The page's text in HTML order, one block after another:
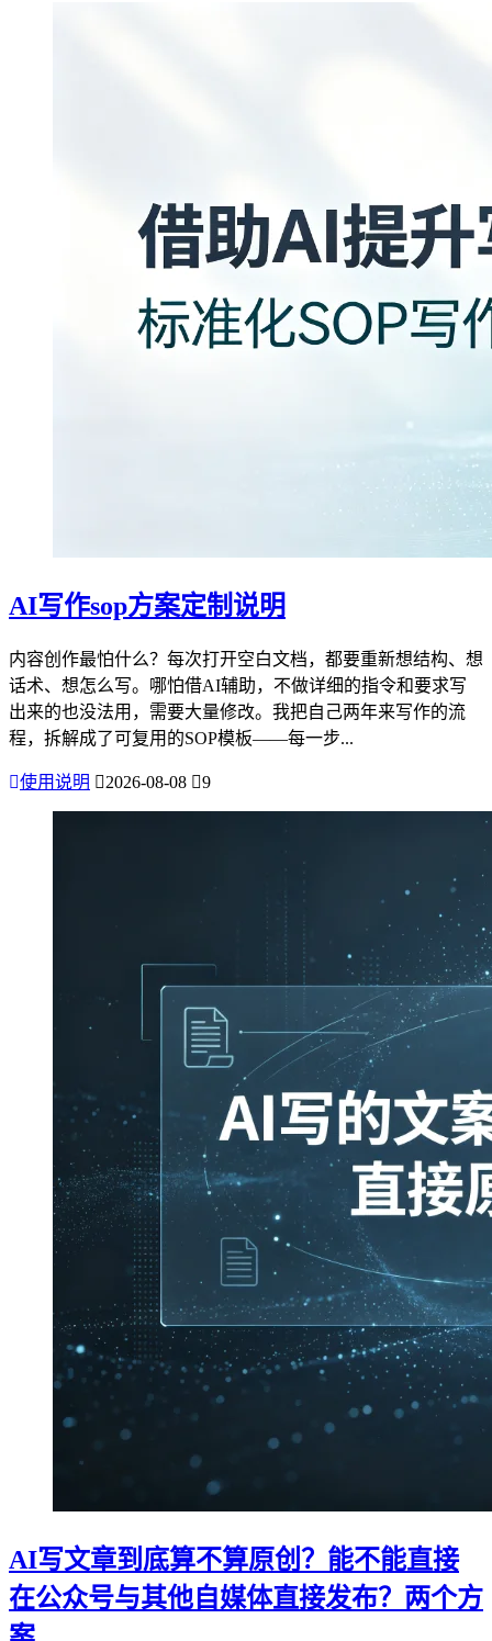
AI写作sop方案定制说明
内容创作最怕什么？每次打开空白文档，都要重新想结构、想
话术、想怎么写。哪怕借AI辅助，不做详细的指令和要求写
出来的也没法用，需要大量修改。我把自己两年来写作的流
程，拆解成了可复用的SOP模板——每一步...
使用说明 2026-08-08 9
AI写文章到底算不算原创？能不能直接
在公众号与其他自媒体直接发布？两个方